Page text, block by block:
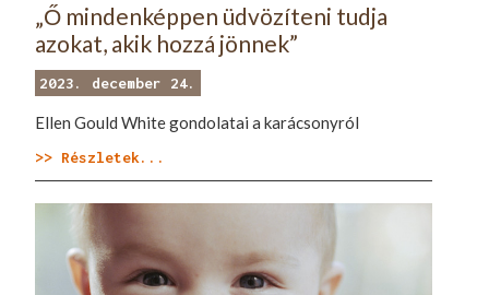
„Ő mindenképpen üdvözíteni tudja
azokat, akik hozzá jönnek”
2023. december 24.
Ellen Gould White gondolatai a karácsonyról
>> Részletek...